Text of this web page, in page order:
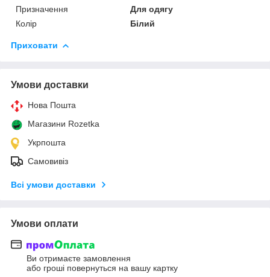
Призначення
Для одягу
Колір
Білий
Приховати
Умови доставки
Нова Пошта
Магазини Rozetka
Укрпошта
Самовивіз
Всі умови доставки
Умови оплати
Ви отримаєте замовлення
або гроші повернуться на вашу картку